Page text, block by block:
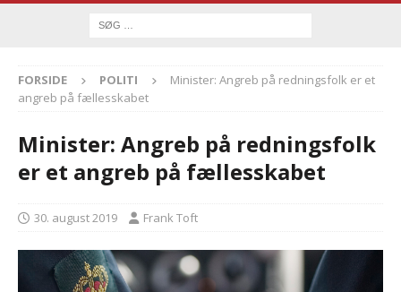
FORSIDE POLITI
Minister: Angreb på redningsfolk er et
angreb på fællesskabet
Minister: Angreb på redningsfolk
er et angreb på fællesskabet
30. august 2019 Frank Toft